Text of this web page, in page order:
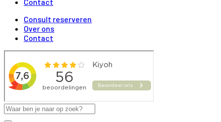
Consult reserveren
Over ons
Contact
Search
...